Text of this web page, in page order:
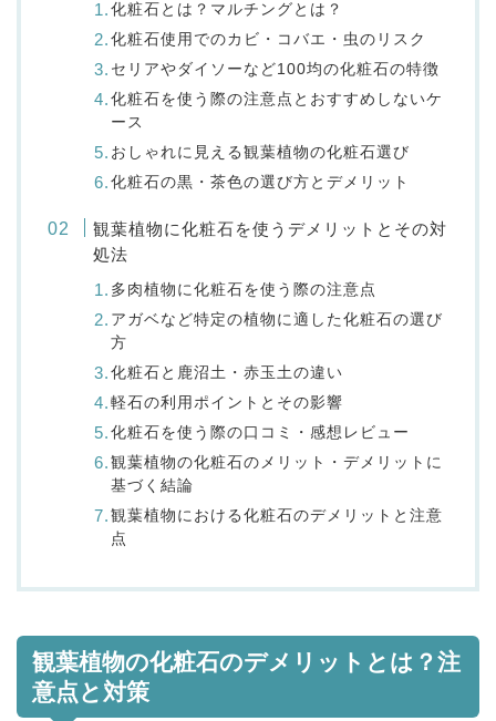
化粧石とは？マルチングとは？
化粧石使用でのカビ・コバエ・虫のリスク
セリアやダイソーなど100均の化粧石の特徴
化粧石を使う際の注意点とおすすめしないケ
ース
おしゃれに見える観葉植物の化粧石選び
化粧石の黒・茶色の選び方とデメリット
観葉植物に化粧石を使うデメリットとその対
処法
多肉植物に化粧石を使う際の注意点
アガベなど特定の植物に適した化粧石の選び
方
化粧石と鹿沼土・赤玉土の違い
軽石の利用ポイントとその影響
化粧石を使う際の口コミ・感想レビュー
観葉植物の化粧石のメリット・デメリットに
基づく結論
観葉植物における化粧石のデメリットと注意
点
観葉植物の化粧石のデメリットとは？注
意点と対策